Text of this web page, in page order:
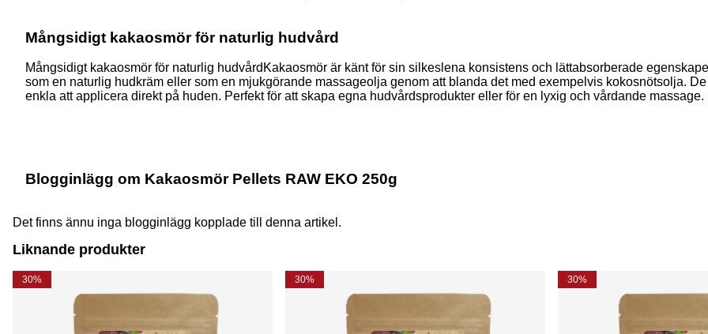
Mångsidigt kakaosmör för naturlig hudvård
Mångsidigt kakaosmör för naturlig hudvårdKakaosmör är känt för sin silkeslena konsistens och lättabsorberade
som en naturlig hudkräm eller som en mjukgörande massageolja genom att blanda det med exempelvis kokosnötsolja.
enkla att applicera direkt på huden. Perfekt för att skapa egna hudvårdsprodukter eller för en lyxig och vårdande massage.
Blogginlägg om Kakaosmör Pellets RAW EKO 250g
Det finns ännu inga blogginlägg kopplade till denna artikel.
Liknande produkter
30% 30% 30%